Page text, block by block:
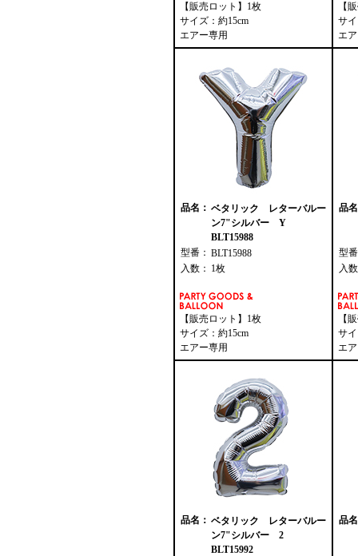
【販売ロット】1枚
サイズ：約15cm
エアー専用
【
サ
エ
品名： ベタリック レターバルー
ン7"シルバー Y
BLT15988
型番： BLT15988
入数： 1枚
【販売ロット】1枚
サイズ：約15cm
エアー専用
品
型
入
【
サ
エ
品名： ベタリック レターバルー
ン7"シルバー 2
BLT15992
品